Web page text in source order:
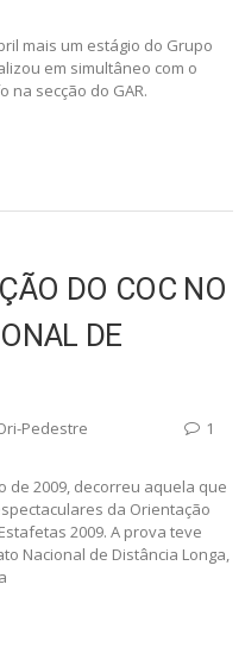
mais um estágio do Grupo
em simultâneo com o
na secção do GAR.
DO COC NO
DE
Pedestre 1
de 2009, decorreu aquela que
da Orientação
2009. A prova teve
Nacional de Distância Longa,